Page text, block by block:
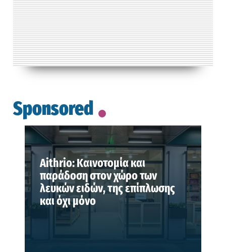
Sponsored
Aithrio: Καινοτομία και
παράδοση στον χώρο των
λευκών ειδών, της επίπλωσης
και όχι μόνο